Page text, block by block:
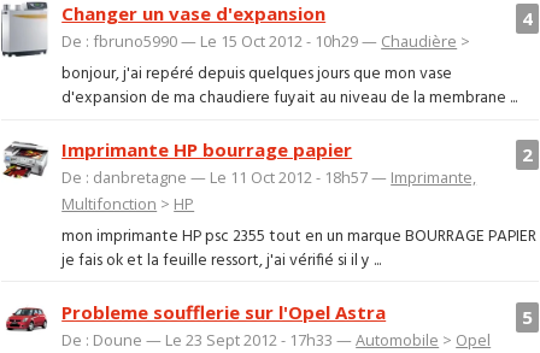
4
Changer un vase d'expansion
De : fbruno5990 — Le 15 Oct 2012 - 10h29 — Chaudière >
bonjour, j'ai repéré depuis quelques jours que mon vase
d'expansion de ma chaudiere fuyait au niveau de la membrane ...
2
Imprimante HP bourrage papier
De : danbretagne — Le 11 Oct 2012 - 18h57 — Imprimante,
Multifonction > HP
mon imprimante HP psc 2355 tout en un marque BOURRAGE PAPIER
je fais ok et la feuille ressort, j'ai vérifié si il y ...
5
Probleme soufflerie sur l'Opel Astra
De : Doune — Le 23 Sept 2012 - 17h33 —Automobile > Opel